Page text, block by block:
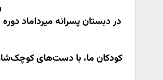
در دبستان پسرانه میرداماد
کودکان ما، با دست‌های